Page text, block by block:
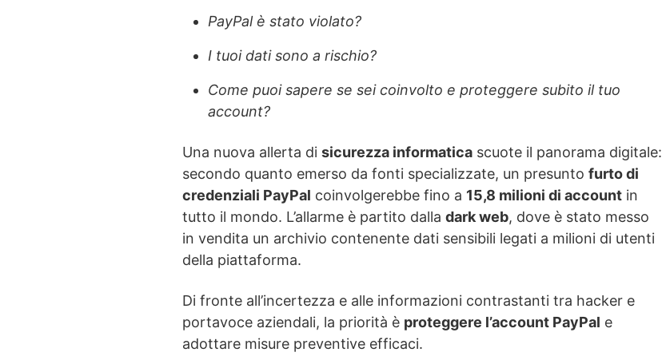
PayPal è stato violato?
I tuoi dati sono a rischio?
Come puoi sapere se sei coinvolto e proteggere subito il tuo
account?
Una nuova allerta di sicurezza informatica scuote il panorama digitale:
secondo quanto emerso da fonti specializzate, un presunto furto di
credenziali PayPal coinvolgerebbe fino a 15,8 milioni di account in
tutto il mondo. L’allarme è partito dalla dark web, dove è stato messo
in vendita un archivio contenente dati sensibili legati a milioni di utenti
della piattaforma.
Di fronte all’incertezza e alle informazioni contrastanti tra hacker e
portavoce aziendali, la priorità è proteggere l’account PayPal e
adottare misure preventive efficaci.